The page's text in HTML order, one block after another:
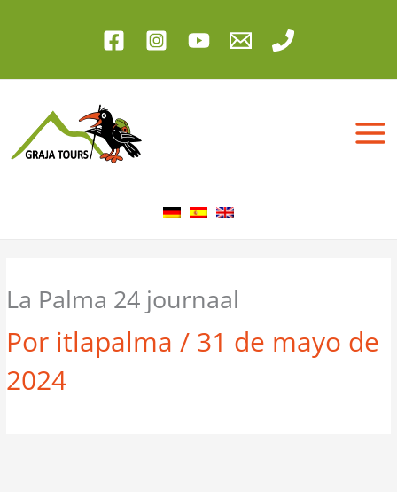
La Palma 24 journaal
Por itlapalma/ 31 de mayo de
2024